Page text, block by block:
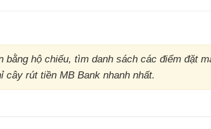
hộ chiếu, tìm danh sách các điểm đặt
rút tiền MB Bank nhanh nhất.